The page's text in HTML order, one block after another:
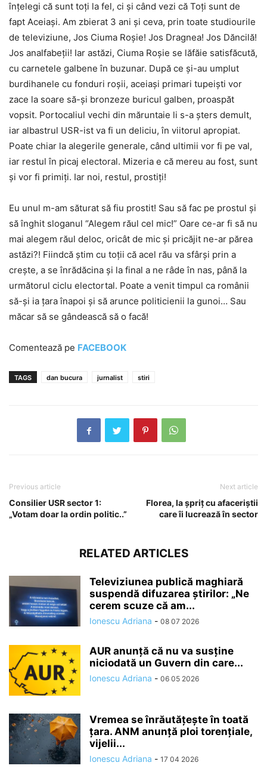
înțelegi că sunt toți la fel, ci și când vezi că Toți sunt de
fapt Aceiași. Am zbierat 3 ani și ceva, prin toate studiourile
de televiziune, Jos Ciuma Roșie! Jos Dragnea! Jos Dăncilă!
Jos analfabeții! Iar astăzi, Ciuma Roșie se lăfăie satisfăcută,
cu carnetele galbene în buzunar. După ce și-au umplut
burdihanele cu fonduri roșii, aceiași primari tupeiști vor
zace la soare să-și bronzeze buricul galben, proaspăt
vopsit. Portocaliul vechi din măruntaie li s-a șters demult,
iar albastrul USR-ist va fi un deliciu, în viitorul apropiat.
Poate chiar la alegerile generale, când ultimii vor fi pe val,
iar restul în picaj electoral. Mizeria e că mereu au fost, sunt
și vor fi primiți. Iar noi, restul, prostiți!
Eu unul m-am săturat să fiu prostit! Sau să fac pe prostul și
să înghit sloganul “Alegem răul cel mic!” Oare ce-ar fi să nu
mai alegem răul deloc, oricât de mic și pricăjit ne-ar părea
astăzi?! Fiindcă știm cu toții că acel rău va sfârși prin a
crește, a se înrădăcina și la final a ne râde în nas, până la
următorul ciclu electortal. Poate a venit timpul ca românii
să-și ia țara înapoi și să arunce politicienii la gunoi… Sau
măcar să se gândească să o facă!
Comentează pe FACEBOOK
TAGS dan bucura jurnalist stiri
Previous article
Consilier USR sector 1:
„Votam doar la ordin politic..”
Next article
Florea, la șpriț cu afaceriștii
care îi lucrează în sector
RELATED ARTICLES
Televiziunea publică maghiară
suspendă difuzarea ştirilor: „Ne
cerem scuze că am...
Ionescu Adriana - 08 07 2026
AUR anunță că nu va susține
niciodată un Guvern din care...
Ionescu Adriana - 06 05 2026
Vremea se înrăutăţeşte în toată
ţara. ANM anunță ploi torențiale,
vijelii...
Ionescu Adriana - 17 04 2026